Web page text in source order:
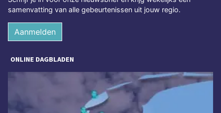
samenvatting van alle gebeurtenissen uit jouw regio.
Aanmelden
ONLINE DAGBLADEN